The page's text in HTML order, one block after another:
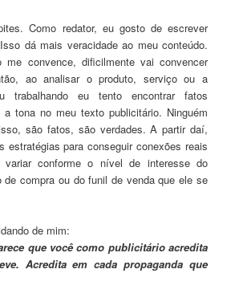
Como redator, eu gosto de escrever
dá mais veracidade ao meu conteúdo.
me convence, dificilmente vai convencer
ao analisar o produto, serviço ou a
trabalhando eu tento encontrar fatos
tona no meu texto publicitário. Ninguém
são fatos, são verdades. A partir daí,
estratégias para conseguir conexões reais
conforme o nível de interesse do
de compra ou do funil de venda que ele se
de mim:
que você como publicitário acredita
Acredita em cada propaganda que